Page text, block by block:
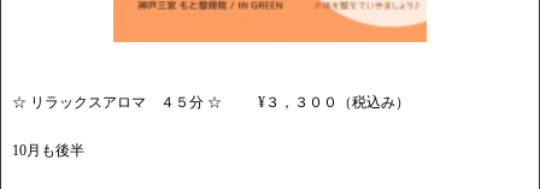
☆ リラックスアロマ ４５分 ☆ ¥３，３００（税込み）
10月も後半